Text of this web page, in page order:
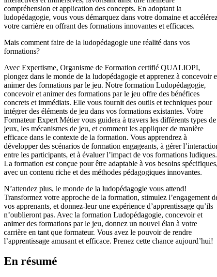
compréhension et application des concepts. En adoptant la
ludopédagogie, vous vous démarquez dans votre domaine et
votre carrière en offrant des formations innovantes et efficaces.
Mais comment faire de la ludopédagogie une réalité dans vos
formations?
Avec Expertisme, Organisme de Formation certifié QUALIOPI,
plongez dans le monde de la ludopédagogie et apprenez à concevoir
animer des formations par le jeu. Notre formation Ludopédagogie,
concevoir et animer des formations par le jeu offre des bénéfices
concrets et immédiats. Elle vous fournit des outils et techniques pour
intégrer des éléments de jeu dans vos formations existantes. Votre
Formateur Expert Métier vous guidera à travers les différents types de
jeux, les mécanismes de jeu, et comment les appliquer de manière
efficace dans le contexte de la formation. Vous apprendrez à
développer des scénarios de formation engageants, à gérer
entre les participants, et à évaluer l’impact de vos formations ludiques.
La formation est conçue pour être adaptable à vos besoins
avec un contenu riche et des méthodes pédagogiques innovantes.
N’attendez plus, le monde de la ludopédagogie vous attend!
Transformez votre approche de la formation, stimulez l’engagement
vos apprenants, et donnez-leur une expérience d’apprentissage qu’ils
n’oublieront pas. Avec la formation Ludopédagogie, concevoir et
animer des formations par le jeu, donnez un nouvel élan à votre
carrière en tant que formateur. Vous avez le pouvoir de rendre
l’apprentissage amusant et efficace. Prenez cette chance aujourd’hui!
En résumé